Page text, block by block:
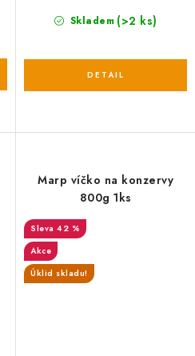
Skladem (>2 ks)
Marp víčko na konzervy
800g 1ks
42 %
Akce
Úklid skladu!